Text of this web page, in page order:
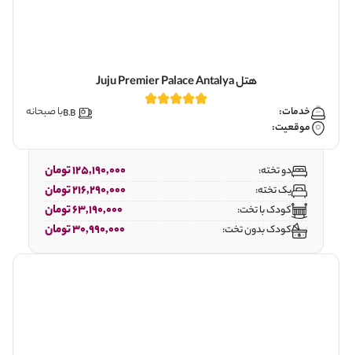
هتل Juju Premier Palace Antalya
خدمات:
با صبحانه
موقعیت:
دو تخته: 125,190,000 تومان
یک تخته: 216,290,000 تومان
کودک با تخت: 63,190,000 تومان
کودک بدون تخت: 30,990,000 تومان